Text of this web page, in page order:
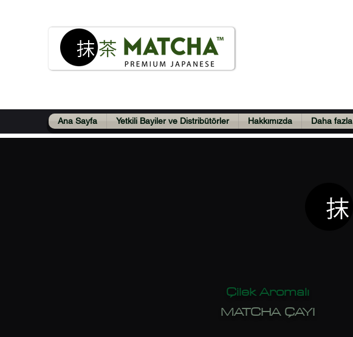
Ana Sayfa Yetkili Bayiler ve Distribütörler Hakkımızda Daha fazla
Çilek Aromalı
MATCHA ÇAYI